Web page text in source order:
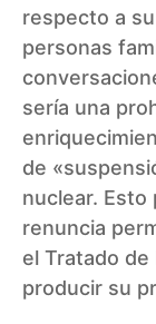
respecto a
personas
sería una
de
nuclear. Esto
renuncia
el Tratado de
producir su